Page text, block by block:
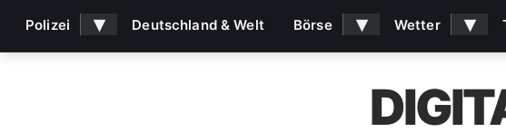
Polizei ▾ Deutschland & Welt Börse ▾ Wetter ▾